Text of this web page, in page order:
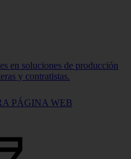
en soluciones de producción
y contratistas.
PÁGINA WEB